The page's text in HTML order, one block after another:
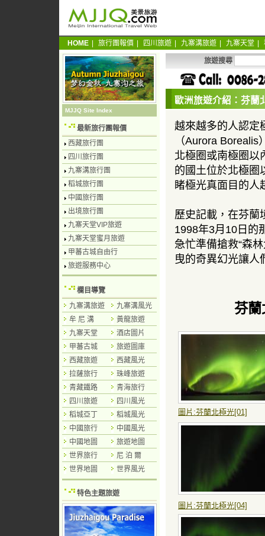
HOME 旅行團報價 四川旅遊 九寨溝旅遊 九寨天堂
旅遊搜尋
歐洲旅遊介紹：芬
越來越多的人認定
（Aurora
北極圈或南極圈以
的國土位於北極圈
睹極光真面目的人
歷史記載，在芬蘭
1998年3月10日的
急忙準備搶救“森
曳的奇異幻光讓人
芬蘭
圖片:芬蘭北極光[01]
圖片:芬蘭北極光[04]
MJJQ Site Index
最新旅行團報價
西藏旅行團
四川旅行團
九寨溝旅行團
稻城旅行團
中國旅行團
出境旅行團
九寨天堂VIP旅遊
九寨天堂蜜月旅遊
甲蕃古城自由行
旅遊服務中心
欄目導覽
九寨溝旅遊
九寨溝風光
牟 尼 溝
黃龍旅遊
九寨天堂
酒店圖片
甲蕃古城
旅遊圖庫
西藏旅遊
西藏風光
拉薩旅行
珠峰旅遊
青藏鐵路
青海旅行
四川旅遊
四川風光
稻城亞丁
稻城風光
中國旅行
中國風光
中國地圖
旅遊地圖
世界旅行
尼 泊 爾
世界地圖
世界風光
特色主題旅遊